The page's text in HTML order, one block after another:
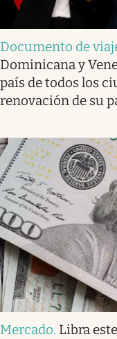
Documento de
Dominicana y
país de todos los
renovación de su
Mercado. Libra